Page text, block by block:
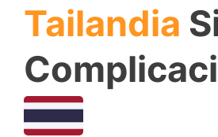
Tailandia